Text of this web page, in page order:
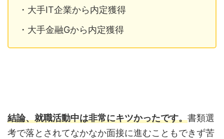
・大手IT企業から内定獲得
・大手金融Gから内定獲得
結論、就職活動中は非常にキツかったです。書類選
考で落とされてなかなか面接に進むこともできず苦